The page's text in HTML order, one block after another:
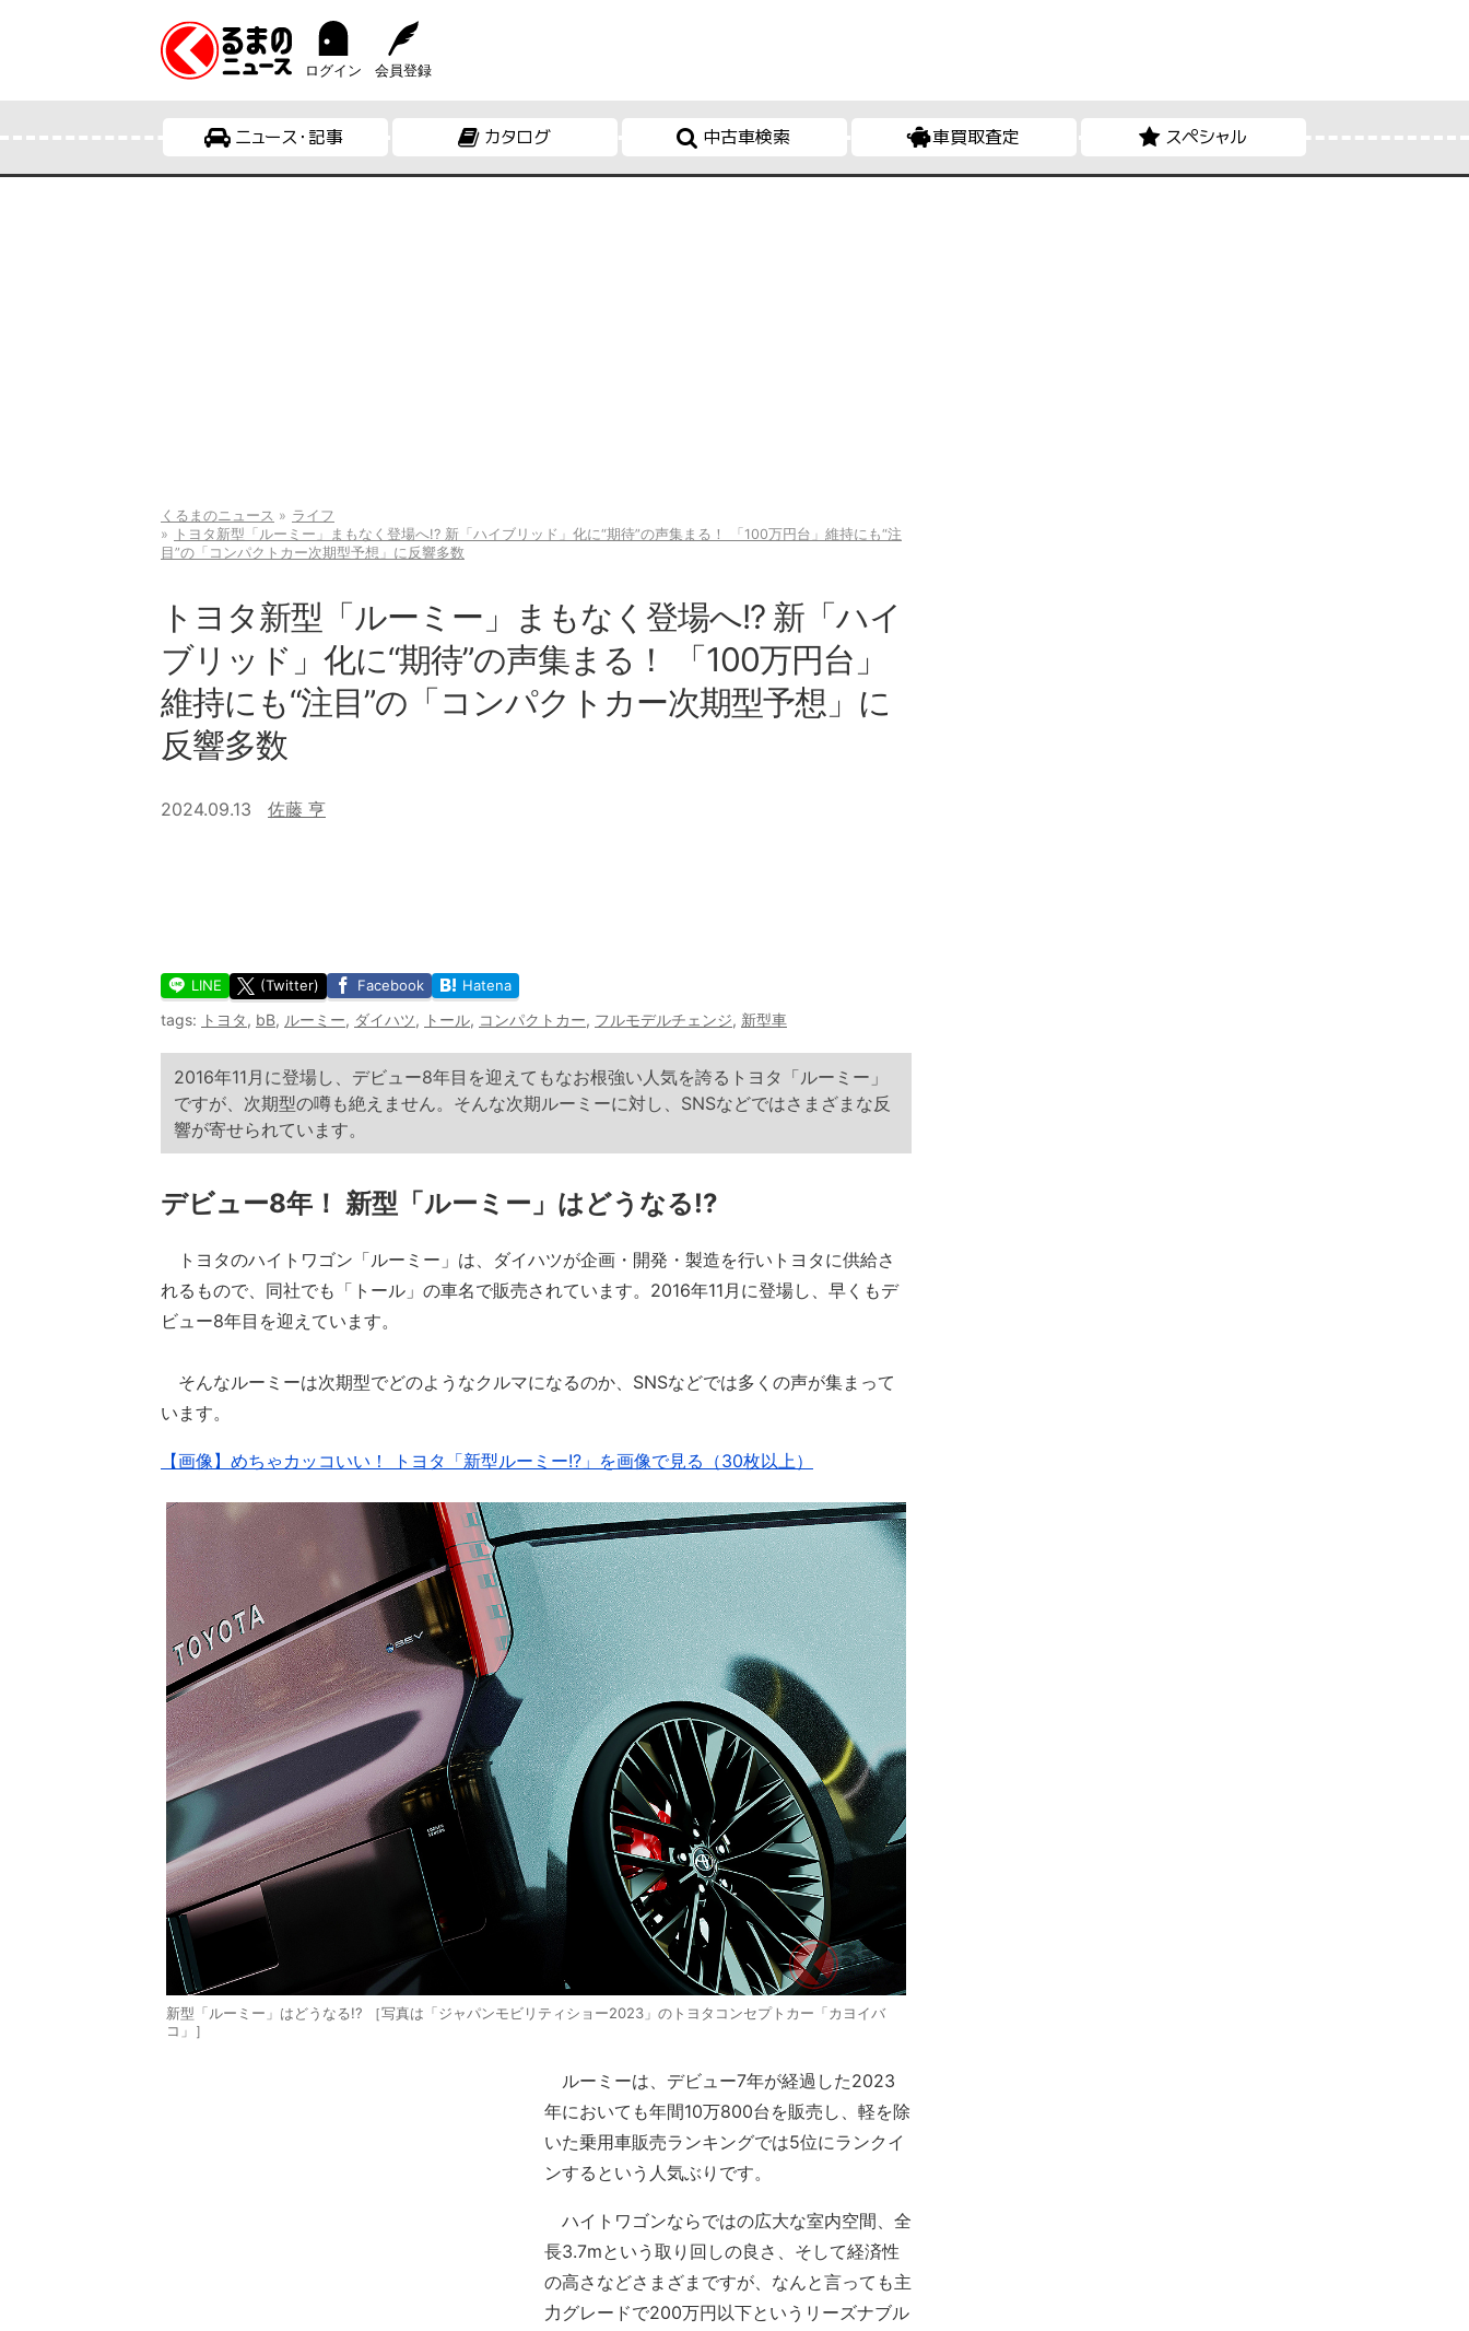
ログイン 会員登録
ニュース・記事 カタログ 中古車検索 車買取査定 スペシャル
くるまのニュース
ライフ
トヨタ新型「ルーミー」まもなく登場へ!? 新「ハイブリッド」化に“期待”の声集まる！ 「100万円台」維持にも“注
目”の「コンパクトカー次期型予想」に反響多数
トヨタ新型「ルーミー」まもなく登場へ!? 新「ハイ
ブリッド」化に“期待”の声集まる！ 「100万円台」
維持にも“注目”の「コンパクトカー次期型予想」に
反響多数
2024.09.13 佐藤 亨
LINE (Twitter) Facebook Hatena
tags: トヨタ, bB, ルーミー, ダイハツ, トール, コンパクトカー, フルモデルチェンジ, 新型車
2016年11月に登場し、デビュー8年目を迎えてもなお根強い人気を誇るトヨタ「ルーミー」
ですが、次期型の噂も絶えません。そんな次期ルーミーに対し、SNSなどではさまざまな反
響が寄せられています。
デビュー8年！ 新型「ルーミー」はどうなる!?
トヨタのハイトワゴン「ルーミー」は、ダイハツが企画・開発・製造を行いトヨタに供給さ
れるもので、同社でも「トール」の車名で販売されています。2016年11月に登場し、早くもデ
ビュー8年目を迎えています。
そんなルーミーは次期型でどのようなクルマになるのか、SNSなどでは多くの声が集まって
います。
【画像】めちゃカッコいい！ トヨタ「新型ルーミー!?」を画像で見る（30枚以上）
新型「ルーミー」はどうなる!? ［写真は「ジャパンモビリティショー2023」のトヨタコンセプトカー「カヨイバ
コ」］
ルーミーは、デビュー7年が経過した2023
年においても年間10万800台を販売し、軽を除
いた乗用車販売ランキングでは5位にランクイ
ンするという人気ぶりです。
ハイトワゴンならではの広大な室内空間、全
長3.7mという取り回しの良さ、そして経済性
の高さなどさまざまですが、なんと言っても主
力グレードで200万円以下というリーズナブル